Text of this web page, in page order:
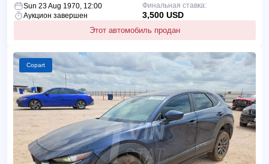
Sun 23 Aug 1970, 12:00
Аукцион завершен
Этот автомобиль продан
Финальная ставка:
3,500 USD
Copart